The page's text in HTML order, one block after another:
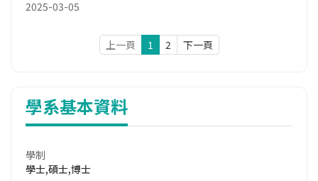
2025-03-05
上一頁 1 2 下一頁
學系基本資料
學制
學士,碩士,博士